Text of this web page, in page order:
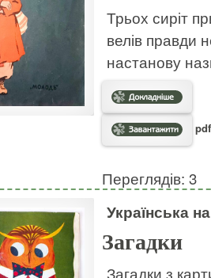
Трьох сиріт
велів правди
настанову
Переглядів: 3
Українська
Загадки
Загадки з